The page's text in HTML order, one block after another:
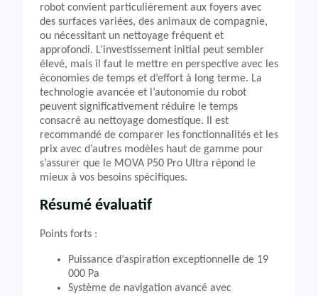
robot convient particulièrement aux foyers avec
des surfaces variées, des animaux de compagnie,
ou nécessitant un nettoyage fréquent et
approfondi. L’investissement initial peut sembler
élevé, mais il faut le mettre en perspective avec les
économies de temps et d’effort à long terme. La
technologie avancée et l’autonomie du robot
peuvent significativement réduire le temps
consacré au nettoyage domestique. Il est
recommandé de comparer les fonctionnalités et les
prix avec d’autres modèles haut de gamme pour
s’assurer que le MOVA P50 Pro Ultra répond le
mieux à vos besoins spécifiques.
Résumé évaluatif
Points forts :
Puissance d’aspiration exceptionnelle de 19
000 Pa
Système de navigation avancé avec